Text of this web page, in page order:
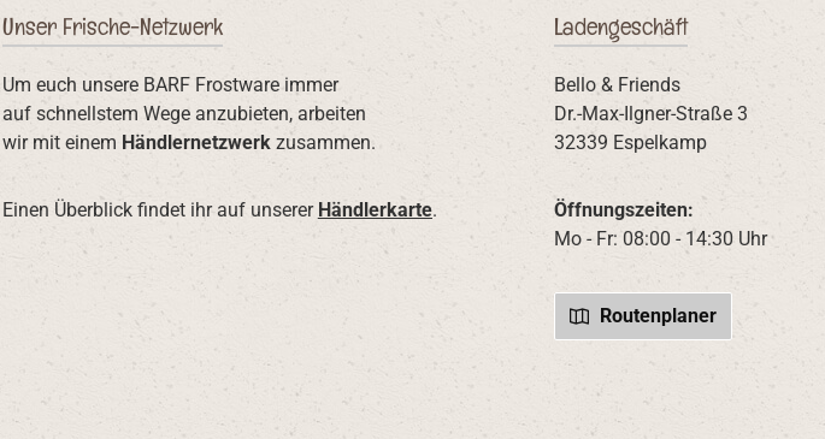
Unser Frische-Netzwerk
Um euch unsere BARF Frostware immer
auf schnellstem Wege anzubieten, arbeiten
wir mit einem Händlernetzwerkzusammen.
Einen Überblick findet ihr auf unserer Händlerkarte.
Ladengeschäft
Bello & Friends
Dr.-Max-Ilgner-Straße 3
32339 Espelkamp
Öffnungszeiten:
Mo - Fr: 08:00 - 14:30 Uhr
Routenplaner